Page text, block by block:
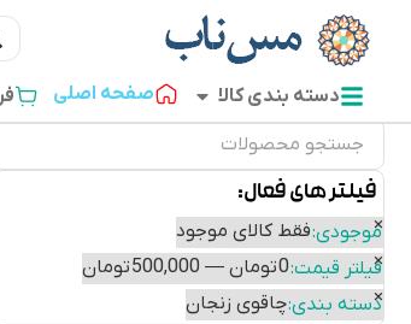
دسته بندی کالا صفحه اصلی
فیلتر های فعال:
موجودی:فقط کالای موجود
×
فیلتر قیمت:0 تومان — 500,000 تومان
×
دسته بندی:چاقوی زنجان
×